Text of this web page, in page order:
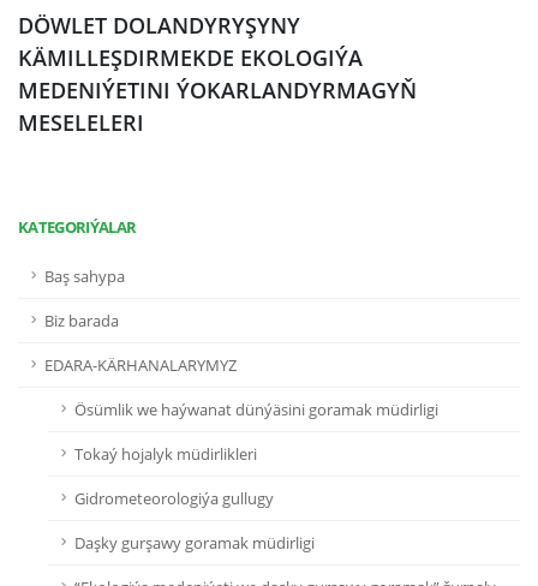
DÖWLET DOLANDYRYŞYNY
KÄMILLEŞDIRMEKDE EKOLOGIÝA
MEDENIÝETINI ÝOKARLANDYRMAGYŇ
MESELELERI
KATEGORIÝALAR
Baş sahypa
Biz barada
EDARA-KÄRHANALARYMYZ
Ösümlik we haýwanat dünýäsini goramak müdirligi
Tokaý hojalyk müdirlikleri
Gidrometeorologiýa gullugy
Daşky gurşawy goramak müdirligi